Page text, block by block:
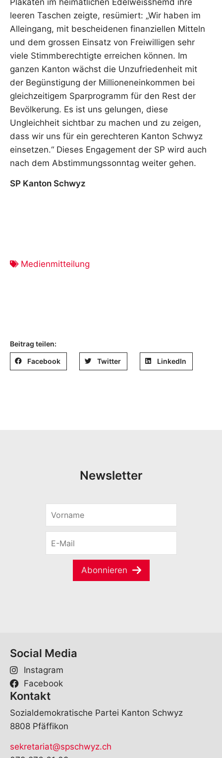
Plakaten im heimatlichen Edelweisshemd ihre
leeren Taschen zeigte, resümiert: „Wir haben im
Alleingang, mit bescheidenen finanziellen Mitteln
und dem grossen Einsatz von Freiwilligen sehr
viele Stimmberechtigte erreichen können. Im
ganzen Kanton wächst die Unzufriedenheit mit
der Begünstigung der Millioneneinkommen bei
gleichzeitigem Sparprogramm für den Rest der
Bevölkerung. Es ist uns gelungen, diese
Ungleichheit sichtbar zu machen und zu zeigen,
dass wir uns für ein gerechteren Kanton Schwyz
einsetzen.“ Dieses Engagement der SP wird auch
nach dem Abstimmungssonntag weiter gehen.
SP Kanton Schwyz
Medienmitteilung
Beitrag teilen:
Facebook Twitter LinkedIn
Newsletter
r
m
M
Abonnieren
Social Media
Instagram
Facebook
Kontakt
Sozialdemokratische Partei Kanton Schwyz
8808 Pfäffikon
sekretariat@spschwyz.ch